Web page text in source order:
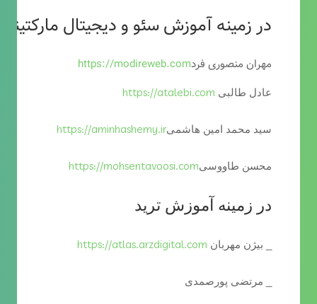
در زمینه آموزش سئو و دیجیتال
مهران منصوری فردhttps://modireweb.com
عادل طالبی https://atalebi.com
سید محمد امین هاشمیhttps://aminhashemy.ir
محسن طاووسیhttps://mohsentavoosi.com
در زمینه آموزش ترید
_ بیژن مهربان https://atlas.arzdigital.com
_ مرتضی پورصمدی